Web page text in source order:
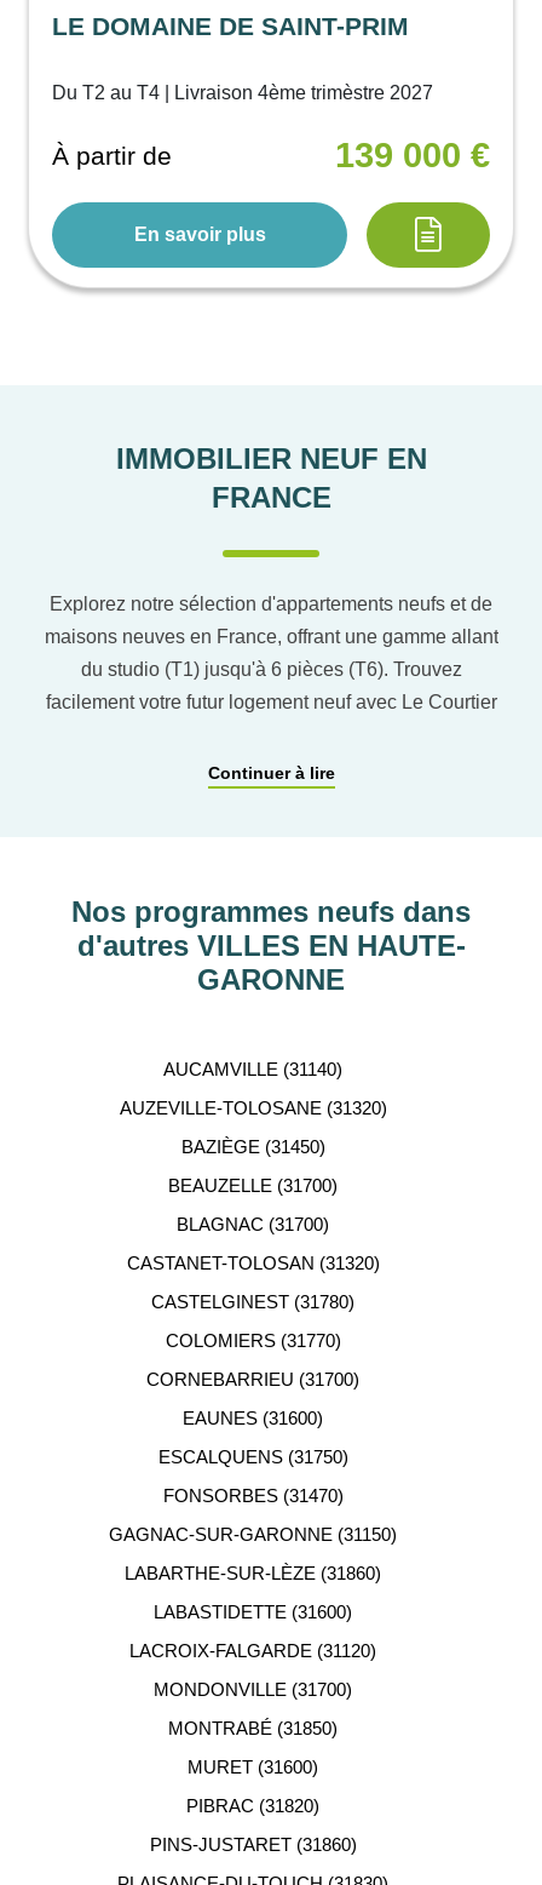
LE DOMAINE DE SAINT-PRIM
Du T2 au T4 | Livraison 4ème trimèstre 2027
À partir de 139 000 €
En savoir plus
IMMOBILIER NEUF EN
FRANCE
Explorez notre sélection d'appartements neufs et de
maisons neuves en France, offrant une gamme allant
du studio (T1) jusqu'à 6 pièces (T6). Trouvez
facilement votre futur logement neuf avec Le Courtier
pour affiner vos critères. Vous pourrez également
ACCOMPAGNEMENT
PERSONNALISÉ
Notre équipe de conseillers se tient gratuitement à
votre disposition pour vous aider dans votre
recherche d'appartement neuf.
Continuer à lire
Nos programmes neufs dans
d'autres VILLES EN HAUTE-
GARONNE
AUCAMVILLE (31140)
AUZEVILLE-TOLOSANE (31320)
BAZIÈGE (31450)
BEAUZELLE (31700)
BLAGNAC (31700)
CASTANET-TOLOSAN (31320)
CASTELGINEST (31780)
COLOMIERS (31770)
CORNEBARRIEU (31700)
EAUNES (31600)
ESCALQUENS (31750)
FONSORBES (31470)
GAGNAC-SUR-GARONNE (31150)
LABARTHE-SUR-LÈZE (31860)
LABASTIDETTE (31600)
LACROIX-FALGARDE (31120)
MONDONVILLE (31700)
MONTRABÉ (31850)
MURET (31600)
PIBRAC (31820)
PINS-JUSTARET (31860)